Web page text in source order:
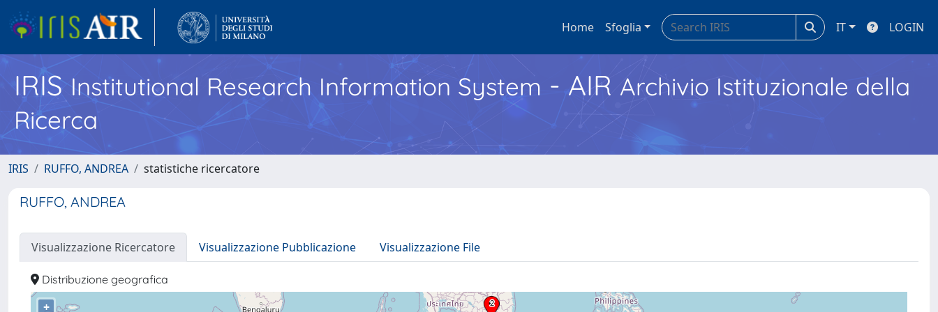
Home Sfoglia IT LOGIN
IRISInstitutional Research Information System - AIR Archivio Istituzionale della
Ricerca
IRIS RUFFO, ANDREA statistiche ricercatore
RUFFO, ANDREA
Visualizzazione Ricercatore Visualizzazione Pubblicazione Visualizzazione File
Distribuzione geografica
+